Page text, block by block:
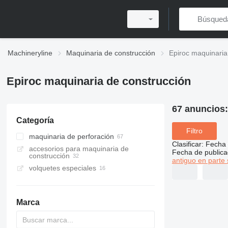
Machineryline Maquinaria de construcción Epiroc
Epiroc maquinaria de construcción
Categoría
maquinaria de perforación
máquinas perforadoras
perforadoras horizontales
accesorios para maquinaria de
construcción
volquetes especiales
Marca
67 anuncios:
Filtro
Clasificar: Fecha
Fecha de
antiguo en parte